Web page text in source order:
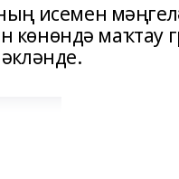
исемен
маҡтау